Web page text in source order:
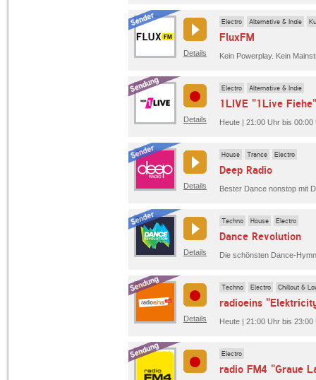
Details
Electro Alternative & Indie
FluxFM
Details
Electro Alternative & Indie
1LIVE "1Live Fiehe"
Heute | 21:00 Uhr bis 00:00
Details
House Trance Electro
Deep Radio
Bester Dance nonstop mit
Details
Techno House Electro
Dance Revolution
Details
Techno Electro Chillout &
radioeins
Heute | 21:00 Uhr bis 23:00
Electro
radio FM4 "Graue